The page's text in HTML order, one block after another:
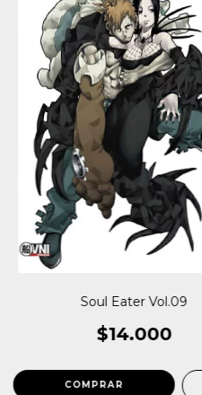
Soul Eater Vol.09
$14.000